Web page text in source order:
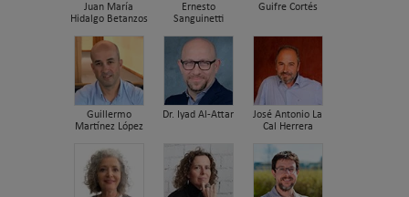
Juan María
Hidalgo Betanzos
Ernesto
Sanguinetti
Guifre Cortés
Guillermo
Martínez López
Dr. Iyad Al-Attar
José Antonio La
Cal Herrera